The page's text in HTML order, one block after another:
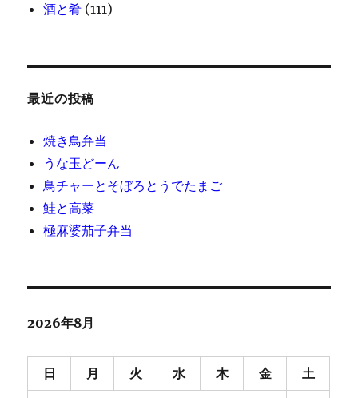
酒と肴 (111)
最近の投稿
焼き鳥弁当
うな玉どーん
鳥チャーとそぼろとうでたまご
鮭と高菜
極麻婆茄子弁当
2026年8月
日 月 火 水 木 金 土